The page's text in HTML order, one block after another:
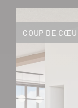
COUP DE